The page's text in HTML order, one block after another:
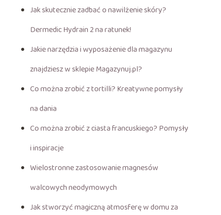
Jak skutecznie zadbać o nawilżenie skóry?
Dermedic Hydrain 2 na ratunek!
Jakie narzędzia i wyposażenie dla magazynu
znajdziesz w sklepie Magazynuj.pl?
Co można zrobić z tortilli? Kreatywne pomysły
na dania
Co można zrobić z ciasta francuskiego? Pomysły
i inspiracje
Wielostronne zastosowanie magnesów
walcowych neodymowych
Jak stworzyć magiczną atmosferę w domu za